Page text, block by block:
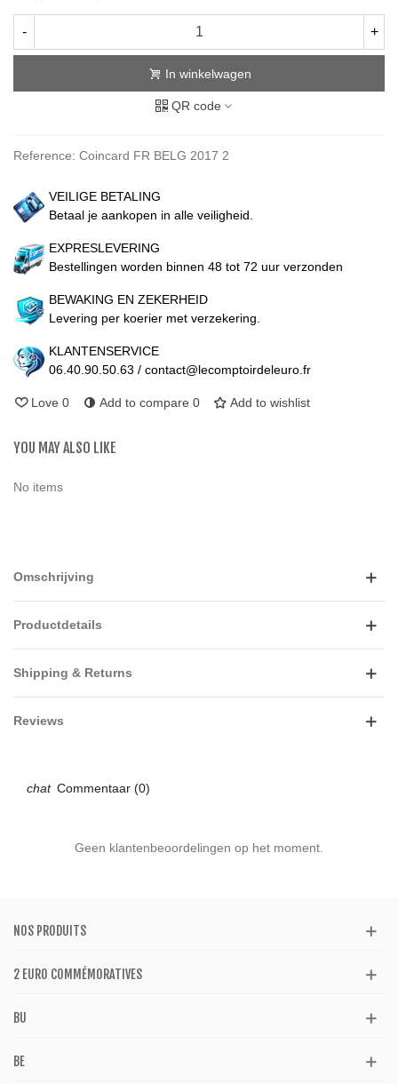
- +
In winkelwagen
QR code
Reference: Coincard FR BELG 2017 2
VEILIGE BETALING
Betaal je aankopen in alle veiligheid.
EXPRESLEVERING
Bestellingen worden binnen 48 tot 72 uur verzonden
BEWAKING EN ZEKERHEID
Levering per koerier met verzekering.
KLANTENSERVICE
06.40.90.50.63 / contact@lecomptoirdeleuro.fr
Love 0 Add to compare 0 Add to wishlist
YOU MAY ALSO LIKE
No items
Omschrijving
Productdetails
Shipping & Returns
Reviews
Commentaar (0)
Geen klantenbeoordelingen op het moment.
NOS PRODUITS
2 EURO COMMÉMORATIVES
BU
BE